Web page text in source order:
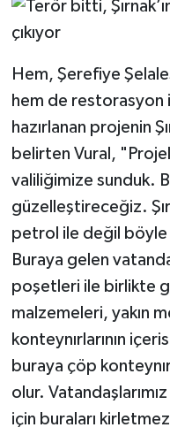
Hem, Şerefiye
hem de restorasyon
hazırlanan projenin
belirten Vural,
valiliğimize sunduk.
güzelleştireceğiz.
petrol ile değil böyle
Buraya gelen
poşetleri ile birlikte
malzemeleri, yakın
konteynırlarının
buraya çöp
olur.
için buraları